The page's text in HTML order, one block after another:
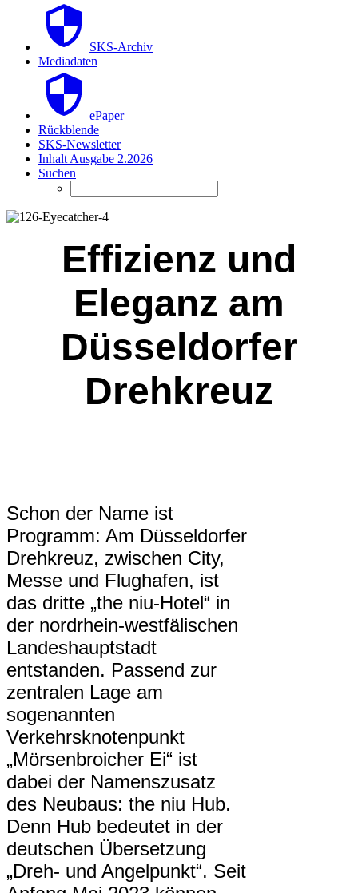
SKS-Archiv
Mediadaten
ePaper
Rückblende
SKS-Newsletter
Inhalt Ausgabe 2.2026
Suchen
Effizienz und
Eleganz am
Düsseldorfer
Drehkreuz
Schon der Name ist
Programm: Am Düsseldorfer
Drehkreuz, zwischen City,
Messe und Flughafen, ist
das dritte „the niu-Hotel“ in
der nordrhein-westfälischen
Landeshauptstadt
entstanden. Passend zur
zentralen Lage am
sogenannten
Verkehrsknotenpunkt
„Mörsenbroicher Ei“ ist
dabei der Namenszusatz
des Neubaus: the niu Hub.
Denn Hub bedeutet in der
deutschen Übersetzung
„Dreh- und Angelpunkt“. Seit